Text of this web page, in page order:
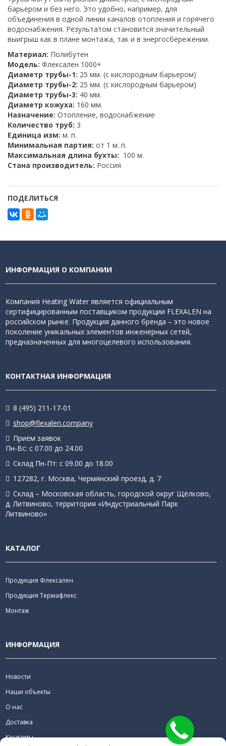
барьером и без него. Это удобно, например, для
объединения в одной линии каналов отопления и горячего
водоснабжения. Результатом становится значительный
выигрыш как в плане монтажа, так и в энергосбережении.
Материал: Полибутен
Модель: Флексален 1000+
Диаметр трубы-1: 25 мм. (с кислородным барьером)
Диаметр трубы-2: 25 мм. (с кислородным барьером)
Диаметр трубы-3: 40 мм.
Диаметр кожуха: 160 мм.
Назначение: Отопление, водоснабжение
Количество труб: 3
Единица изм: м. п.
Минимальная партия: от 1 м. п.
Максимальная длина бухты: 100 м.
Стана производитель: Россия
ПОДЕЛИТЬСЯ
ИНФОРМАЦИЯ О КОМПАНИИ
Компания Heating Water является официальным
сертифицированным поставщиком продукции FLEXALEN на
российском рынке. Продукция данного бренда – это новое
поколение уникальных элементов инженерных сетей,
предназначенных для многоцелевого использования.
КОНТАКТНАЯ ИНФОРМАЦИЯ
8 (495) 211-17-01
shop@flexalen.company
Приём заявок
Пн-Вс: с 07.00 до 24.00
Склад Пн-Пт: с 09.00 до 18.00
127282, г. Москва, Чермянский проезд, д. 7
Склад – Московская область, городской округ Щёлково,
д. Литвиново, территория «Индустриальный Парк
Литвиново»
КАТАЛОГ
Продукция Флексален
Продукция Термафлекс
Монтаж
ИНФОРМАЦИЯ
Новости
Наши объекты
О нас
Доставка
Контакты